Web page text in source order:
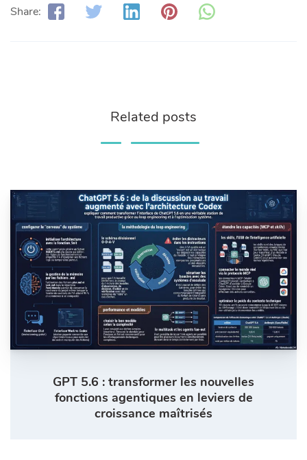
Share:
Related posts
GPT 5.6 : transformer les nouvelles
fonctions agentiques en leviers de
croissance maîtrisés